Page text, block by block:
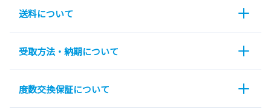
送料について
受取方法・納期について
度数交換保証について